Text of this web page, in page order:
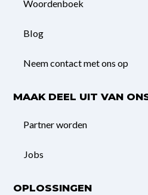
Woordenboek
Blog
Neem contact met ons op
MAAK DEEL UIT VAN
Partner worden
Jobs
OPLOSSINGEN